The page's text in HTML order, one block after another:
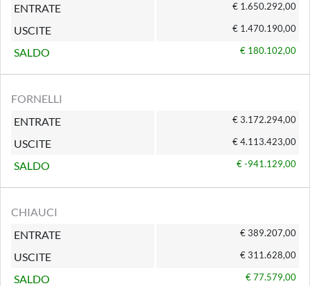
ENTRATE
€ 1.650.292,00
USCITE € 1.470.190,00
SALDO € 180.102,00
FORNELLI
ENTRATE
€ 3.172.294,00
USCITE € 4.113.423,00
SALDO € -941.129,00
CHIAUCI
ENTRATE
€ 389.207,00
USCITE € 311.628,00
SALDO € 77.579,00